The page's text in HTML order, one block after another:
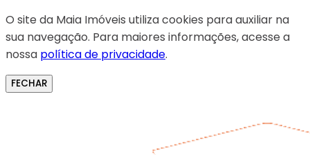
O site da Maia Imóveis utiliza cookies para auxiliar na
sua navegação. Para maiores informações, acesse a
nossa política de privacidade.
FECHAR